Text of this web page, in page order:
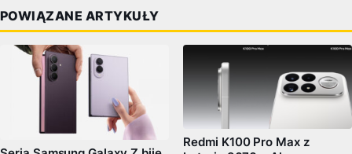
POWIĄZANE ARTYKUŁY
Redmi K100 Pro Max z